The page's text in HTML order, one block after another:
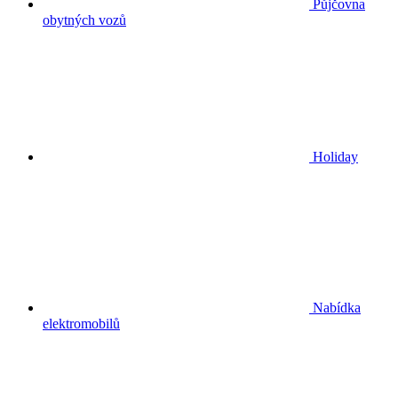
Půjčovna
obytných vozů
Holiday
Nabídka
elektromobilů